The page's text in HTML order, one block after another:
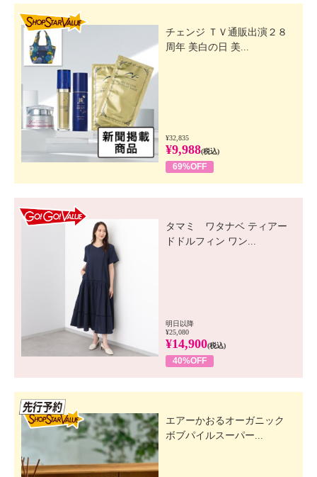
チェンジ ＴＶ通販出演２８
周年 美白の日 美...
¥32,835
¥9,988(税込)
69%OFF
タマミ ワタナベ ティアー
ドドルフィン ワン...
明日以降
¥25,080
¥14,900(税込)
40%OFF
エアーかおるオーガニック
ボブパイルスーパー...